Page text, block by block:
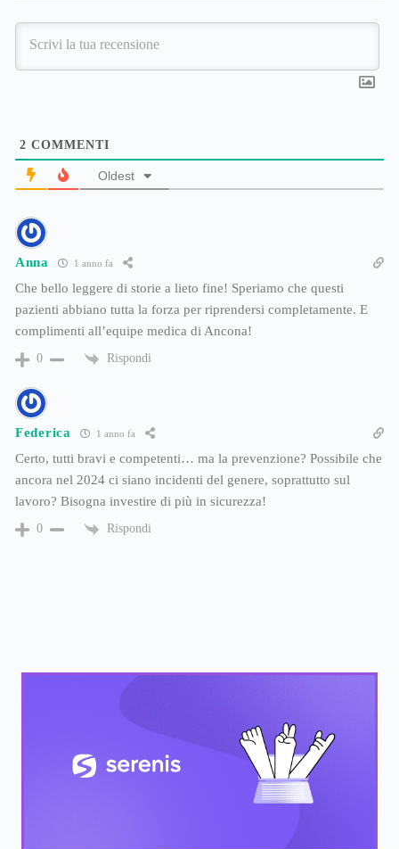
2 COMMENTI
Oldest
Anna 1 anno fa
Che bello leggere di storie a lieto fine! Speriamo che questi
pazienti abbiano tutta la forza per riprendersi completamente. E
complimenti all’equipe medica di Ancona!
0 Rispondi
Federica 1 anno fa
Certo, tutti bravi e competenti… ma la prevenzione? Possibile che
ancora nel 2024 ci siano incidenti del genere, soprattutto sul
lavoro? Bisogna investire di più in sicurezza!
0 Rispondi